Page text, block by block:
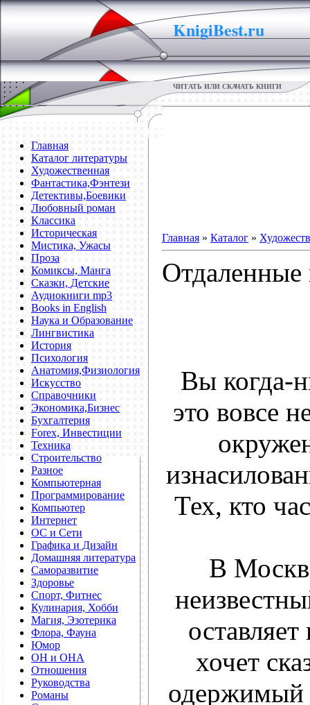
KnigiBest.ru
ЧИТАТЬ ИЛИ СКАЧАТЬ КНИГИ
Главная
Каталог литературы
Художественная
Фантастика,Фэнтези
Детективы,Боевики
Любовный роман
Классика
Историческая
Мистика, Ужасы
Проза
Комиксы, Манга
Сказки, Детские
Аудиокниги mp3
Books in English
Наука и Образование
Лингвистика
История
Психология
Анатомия,Физиология
Искусство
Справочники
Экономика,Бизнес
Бухгалтерия
Forex, Инвестиции
Техника
Строительство
Разное
Компьютерная
Программирование
Компьютер
Интернет
ОС и Сети
Графика и Дизайн
Домашняя литература
Саморазвитие
Здоровье
Спорт, Фитнес
Кулинария, Хобби
Магия, Эзотерика
Флора, Фауна
Юмор
ОН и ОНА
Отношения
Руководства
Романы
Главная » Каталог »
Отдаленные
Вы когда-
это вовсе
Тех, кто
В
хочет
одержимый